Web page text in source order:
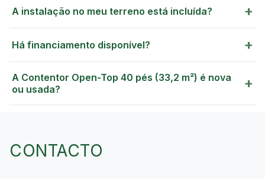
A instalação no meu terreno está incluída? +
Há financiamento disponível? +
A Contentor Open-Top 40 pés (33,2 m²) é nova
ou usada?
+
CONTACTO